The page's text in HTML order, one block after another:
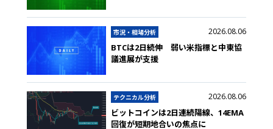
市況・相場分析 2026.08.06
BTCは2日続伸 弱い米指標と中東協
議進展が支援
テクニカル分析 2026.08.06
ビットコインは2日連続陽線、14EMA
回復が短期地合いの焦点に